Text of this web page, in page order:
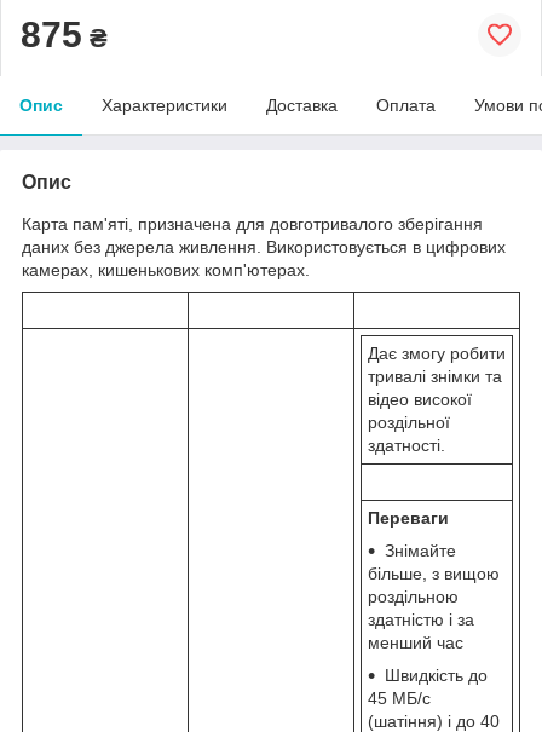
875 ₴
Опис Характеристики Доставка Оплата Умови
Опис
Карта пам'яті, призначена для довготривалого зберігання
даних без джерела живлення. Використовується в цифрових
камерах, кишенькових комп'ютерах.
Дає змогу робити
тривалі знімки та
відео високої
роздільної
здатності.
Переваги
Знімайте
більше, з вищою
роздільною
здатністю і за
менший час
Швидкість до
45 МБ/с
(шатіння) і до 40